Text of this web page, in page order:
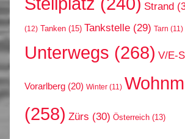
Strand
(12) Tanken (15) Tankstelle (29) Tarn (11)
Unterwegs (268) V/E-
Vorarlberg (20) Winter (11)
(258) Zürs (30) Österreich (13)